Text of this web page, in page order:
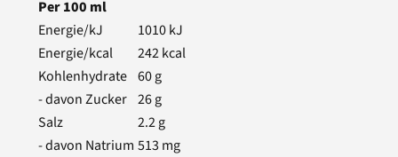
Per100 ml
Energie/kJ
1010kJ
Energie/kcal
242kcal
Kohlenhydrate 60g
- davon Zucker 26g
Salz
2.2g
- davon Natrium 513 mg